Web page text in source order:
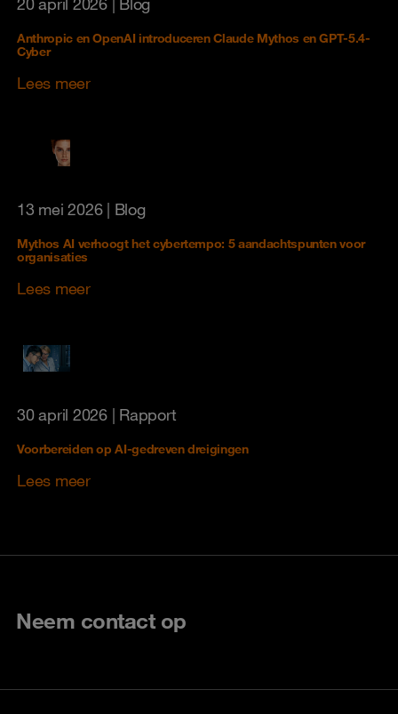
Anthropic en OpenAI introduceren Claude Mythos en GPT-5.4-
Cyber
Lees meer
13 mei 2026| Blog
Mythos AI verhoogt het cybertempo: 5 aandachtspunten voor
organisaties
Lees meer
30 april 2026| Rapport
Voorbereiden op AI‑gedreven dreigingen
Lees meer
Neem contact op